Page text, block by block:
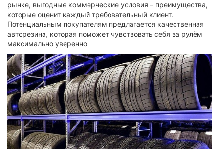
рынке, выгодные коммерческие условия – преимущества,
которые оценит каждый требовательный клиент.
Потенциальным покупателям предлагается качественная
авторезина, которая поможет чувствовать себя за рулём
максимально уверенно.